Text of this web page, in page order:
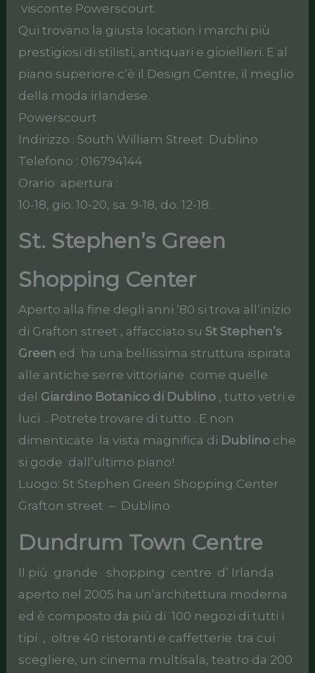
visconte Powerscourt.
Qui trovano la giusta location i marchi più
prestigiosi di stilisti, antiquari e gioiellieri. E al
piano superiore c’è il Design Centre, il meglio
della moda irlandese.
Powerscourt
Indirizzo : South William Street Dublino
Telefono : 016794144
Orario apertura :
10-18, gio. 10-20, sa. 9-18, do. 12-18.
St. Stephen’s Green
Shopping Center
Aperto alla fine degli anni ’80 si trova all’inizio
di Grafton street , affacciato su St Stephen’s
Green ed ha una bellissima struttura ispirata
alle antiche serre vittoriane come quelle
del Giardino Botanico di Dublino , tutto vetri e
luci . Potrete trovare di tutto . E non
dimenticate la vista magnifica di Dublino che
si gode dall’ultimo piano!
Luogo: St Stephen Green Shopping Center
Grafton street – Dublino
Dundrum Town Centre
Il più grande shopping centre d’ Irlanda
aperto nel 2005 ha un’architettura moderna
ed è composto da più di 100 negozi di tutti i
tipi , oltre 40 ristoranti e caffetterie tra cui
scegliere, un cinema multisala, teatro da 200